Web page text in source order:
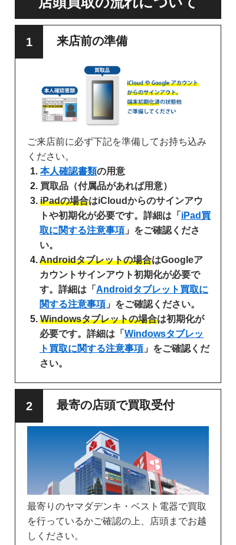
来店前の準備
ご来店前に必ず下記を準備してお持ち込み
ください。
本人確認書類の用意
買取品（付属品があれば用意）
iPadの場合はiCloudからのサインアウ
トや初期化が必要です。詳細は「 iPad買
取に関する注意事項 」をご確認くださ
い。
Androidタブレットの場合はGoogleア
カウントサインアウト初期化が必要で
す。詳細は「 Androidタブレット買取に
関する注意事項 」をご確認ください。
Windowsタブレットの場合は初期化が
必要です。詳細は「 Windowsタブレッ
ト買取に関する注意事項 」をご確認くだ
さい。
最寄の店頭で買取受付
最寄りのヤマダデンキ・ベスト電器で買取
を行っているかご確認の上、店頭までお越
しください。